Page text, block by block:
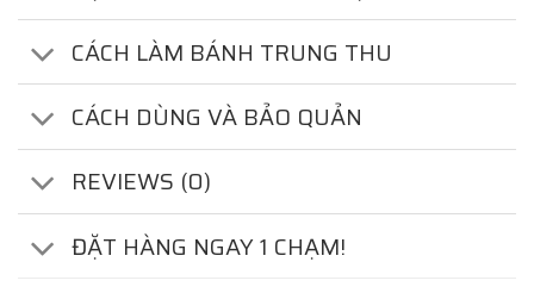
CÁCH LÀM BÁNH TRUNG THU
CÁCH DÙNG VÀ BẢO QUẢN
REVIEWS (0)
ĐẶT HÀNG NGAY 1 CHẠM!